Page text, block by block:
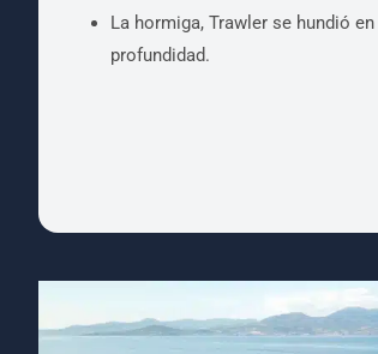
La hormiga, Trawler se hundió
profundidad.